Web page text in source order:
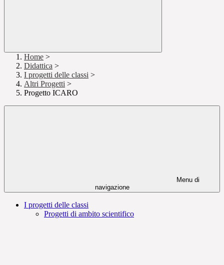
Home >
Didattica >
I progetti delle classi >
Altri Progetti >
Progetto ICARO
Menu di
navigazione
I progetti delle classi
Progetti di ambito scientifico